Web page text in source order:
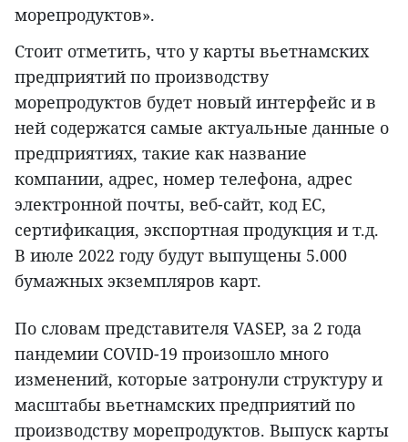
морепродуктов».
Стоит отметить, что у карты вьетнамских
предприятий по производству
морепродуктов будет новый интерфейс и в
ней содержатся самые актуальные данные о
предприятиях, такие как название
компании, адрес, номер телефона, адрес
электронной почты, веб-сайт, код ЕС,
сертификация, экспортная продукция и т.д.
В июле 2022 году будут выпущены 5.000
бумажных экземпляров карт.
По словам представителя VASEP, за 2 года
пандемии COVID-19 произошло много
изменений, которые затронули структуру и
масштабы вьетнамских предприятий по
производству морепродуктов. Выпуск карты